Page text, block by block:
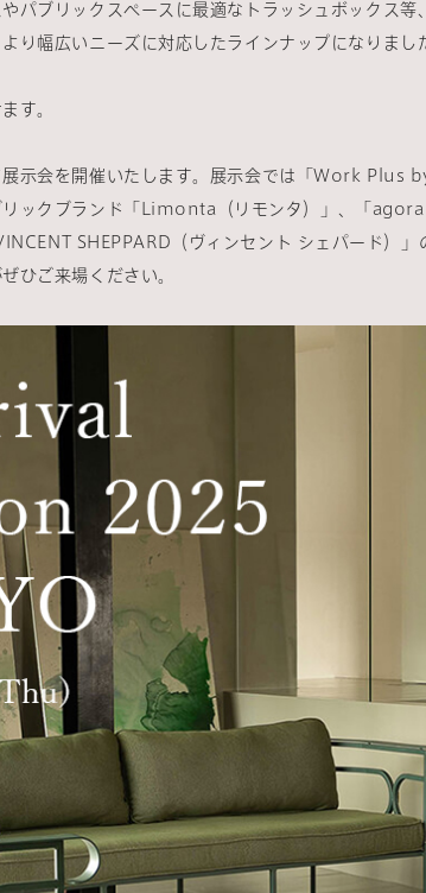
パブリックスペースに最適なトラッシュボックス
り幅広いニーズに対応したラインナップになりまし
す。
示会を開催いたします。展示会では「Work Plus
ックブランド「Limonta（リモンタ）」、「
SHEPPARD（ヴィンセント シェパード）
ひご来場ください。